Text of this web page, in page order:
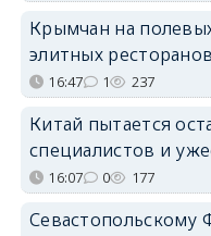
Крымчан на
элитных ресторанов
16:47 1 237
Китай пытается
специалистов и
16:07 0 177
Севастопольскому